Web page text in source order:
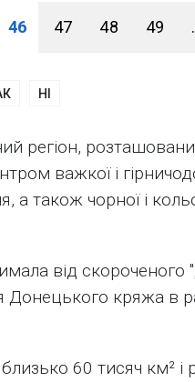
46 47 48 49
НІ
регіон,
важкої і
а також чорної і
від
Донецького кряжа в
60 тисяч км² і